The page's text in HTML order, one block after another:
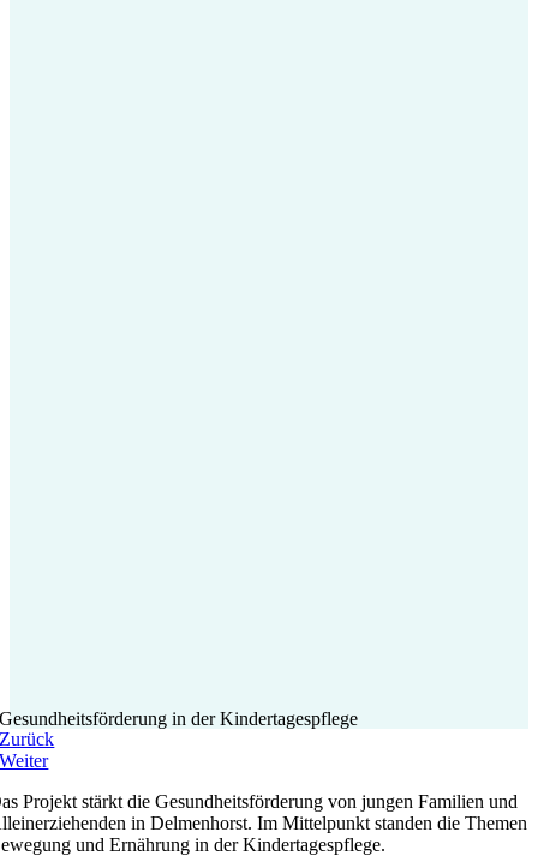
Gesundheitsförderung in der Kindertagespflege
Zurück
Weiter
Projekt stärkt die Gesundheitsförderung von jungen Familien und
in Delmenhorst. Im Mittelpunkt standen die Themen
und Ernährung in der Kindertagespflege.